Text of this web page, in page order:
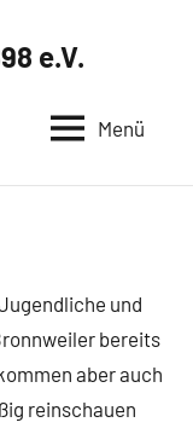
e.V.
Menü
und
bereits
aber auch
reinschauen